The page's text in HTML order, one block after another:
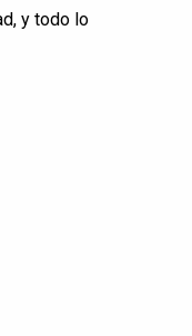
y todo lo